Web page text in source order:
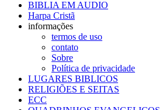
BIBLIA EM AUDIO
Harpa Cristã
informações
termos de uso
contato
Sobre
Política de privacidade
LUGARES BIBLICOS
RELIGIÕES E SEITAS
ECC